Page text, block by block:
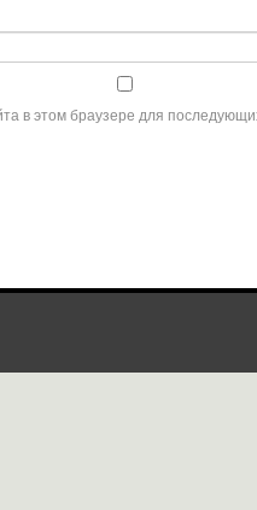
в этом браузере для